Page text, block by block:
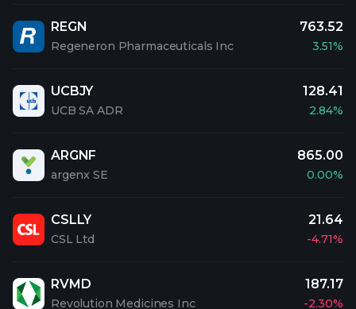
REGN
Regeneron Pharmaceuticals Inc
763.52
3.51%
UCBJY
UCB SA ADR
128.41
2.84%
ARGNF
argenx SE
865.00
0.00%
CSLLY
CSL Ltd
21.64
-4.71%
RVMD
Revolution Medicines Inc
187.17
-2.30%